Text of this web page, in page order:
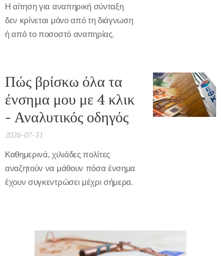
Η αίτηση για αναπηρική σύνταξη
δεν κρίνεται μόνο από τη διάγνωση
ή από το ποσοστό αναπηρίας.
Πώς βρίσκω όλα τα
ένσημα μου με 4 κλικ
- Αναλυτικός οδηγός
2026-07-31
Καθημερινά, χιλιάδες πολίτες
αναζητούν να μάθουν πόσα ένσημα
έχουν συγκεντρώσει μέχρι σήμερα.